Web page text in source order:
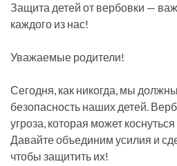
Защита детей от вербовки —
каждого из нас!
Уважаемые родители!
Сегодня, как никогда, мы
безопасность наших детей.
угроза, которая может
Давайте объединим усилия и
чтобы защитить их!